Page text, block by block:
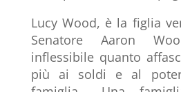
Lucy Wood, è la figlia
Senatore Aaron
inflessibile quanto
più ai soldi e al